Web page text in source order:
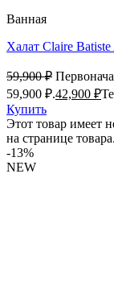
Ванная
Халат Claire
59,900₽
59,900 ₽.42,900 ₽
Купить
Этот товар имеет
на странице товара.
-13%
NEW